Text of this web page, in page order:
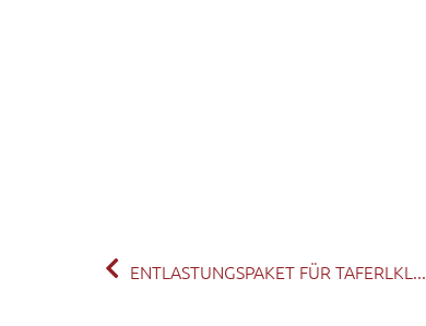
ENTLASTUNGSPAKET FÜR TAFERLKL...